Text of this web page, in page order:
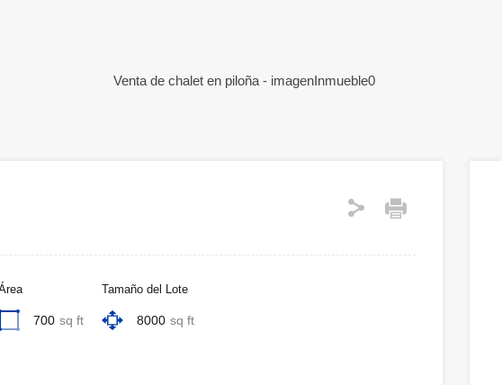
700 sq ft
Tamaño del Lote
8000 sq ft